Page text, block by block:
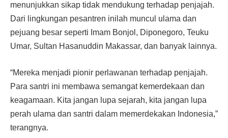
menunjukkan sikap tidak mendukung terhadap penjajah.
Dari lingkungan pesantren inilah muncul ulama dan
pejuang besar seperti Imam Bonjol, Diponegoro, Teuku
Umar, Sultan Hasanuddin Makassar, dan banyak lainnya.
“Mereka menjadi pionir perlawanan terhadap penjajah.
Para santri ini membawa semangat kemerdekaan dan
keagamaan. Kita jangan lupa sejarah, kita jangan lupa
perah ulama dan santri dalam memerdekakan Indonesia,”
terangnya.